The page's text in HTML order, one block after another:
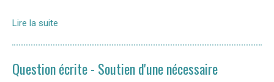
Lire la suite
Question écrite - Soutien d'une nécessaire